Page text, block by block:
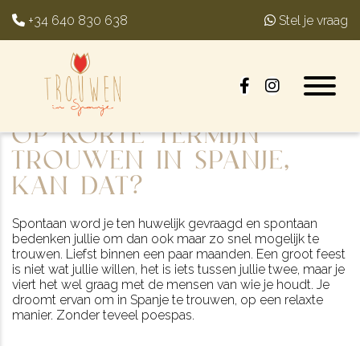
+34 640 830 638 Stel je vraag
Op korte termijn
trouwen in Spanje,
kan dat?
Spontaan word je ten huwelijk gevraagd en spontaan
bedenken jullie om dan ook maar zo snel mogelijk te
trouwen. Liefst binnen een paar maanden. Een groot feest
is niet wat jullie willen, het is iets tussen jullie twee, maar je
viert het wel graag met de mensen van wie je houdt. Je
droomt ervan om in Spanje te trouwen, op een relaxte
manier. Zonder teveel poespas.